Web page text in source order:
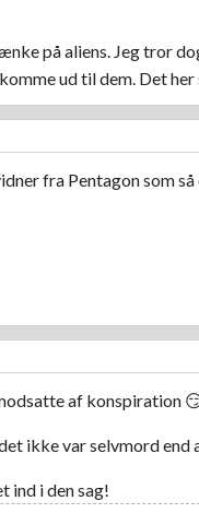
på aliens. Jeg tror
ud til dem. Det
fra Pentagon som
af konspiration
ikke var selvmord end
ind i den sag!